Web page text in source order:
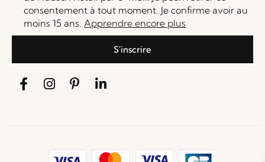
consentement à tout moment. Je confirme avoir au
moins 15 ans. Apprendre encore plus
S'inscrire